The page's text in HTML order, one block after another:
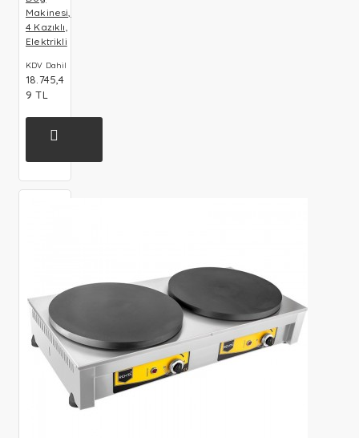
Makinesi,
4 Kazıklı,
Elektrikli
KDV Dahil
18.745,4
9 TL